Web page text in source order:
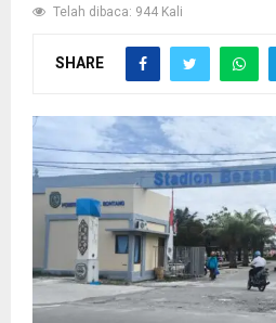
Telah dibaca: 944 Kali
SHARE